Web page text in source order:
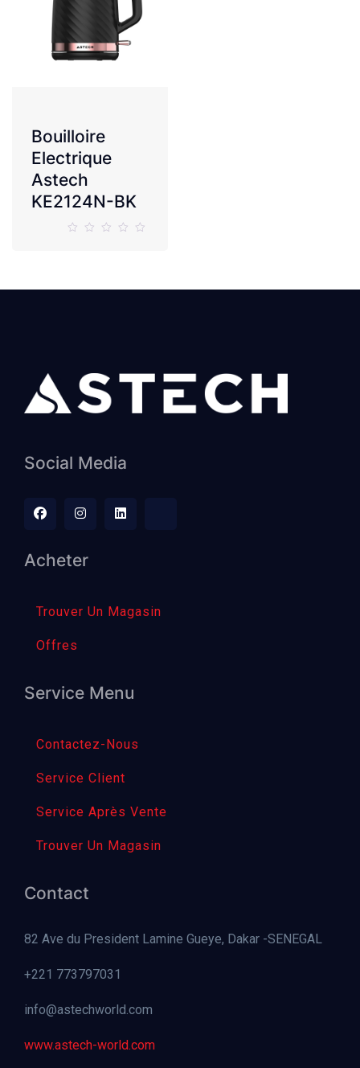
Bouilloire
Electrique
Astech
KE2124N-BK
Social Media
Acheter
Trouver Un Magasin
Offres
Service Menu
Contactez-Nous
Service Client
Service Après Vente
Trouver Un Magasin
Contact
82 Ave du President Lamine Gueye, Dakar -SENEGAL
+221 773797031
info@astechworld.com
www.astech-world.com